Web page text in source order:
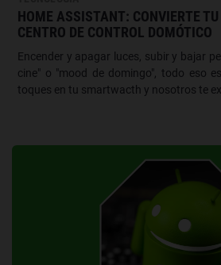
HOME ASSISTANT: CONVIERTE
CENTRO DE CONTROL DOMÓTICO
Encender y apagar luces, subir y bajar
cine" o "mood de domingo", todo eso
toques en tu smartwacth y nosotros te